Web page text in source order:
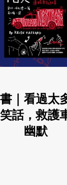
｜看過太
話，救護
幽默